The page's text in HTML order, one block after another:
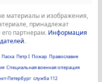
материалы и изображения,
принадлежат
партнерам. Информация
.
Пасха Петр I Пожар Православие
Специальная военная операция
Петербург служба 112